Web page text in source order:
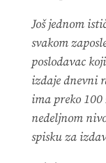
Još jednom
svakom
poslodavac
izdaje dnevni
ima preko
nedeljnom
spisku za